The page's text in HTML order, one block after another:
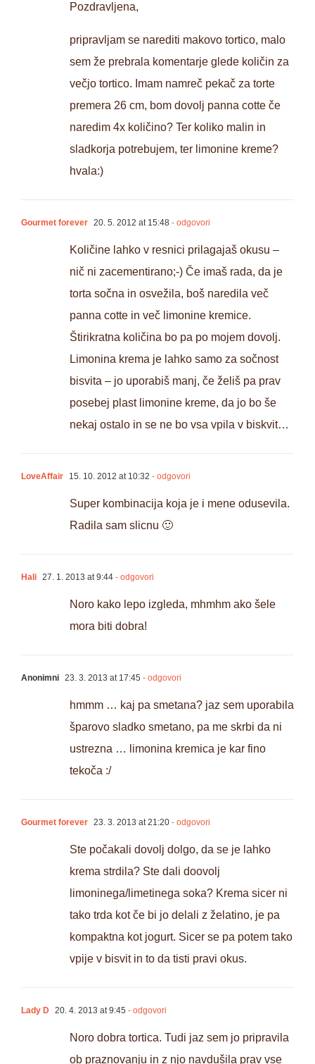
Pozdravljena,
pripravljam se narediti makovo tortico, malo
sem že prebrala komentarje glede količin za
večjo tortico. Imam namreč pekač za torte
premera 26 cm, bom dovolj panna cotte če
naredim 4x količino? Ter koliko malin in
sladkorja potrebujem, ter limonine kreme?
hvala:)
Gourmet forever 20. 5. 2012 at 15:48 - odgovori
Količine lahko v resnici prilagajaš okusu –
nič ni zacementirano;-) Če imaš rada, da je
torta sočna in osvežila, boš naredila več
panna cotte in več limonine kremice.
Štirikratna količina bo pa po mojem dovolj.
Limonina krema je lahko samo za sočnost
bisvita – jo uporabiš manj, če želiš pa prav
posebej plast limonine kreme, da jo bo še
nekaj ostalo in se ne bo vsa vpila v biskvit…
LoveAffair 15. 10. 2012 at 10:32 - odgovori
Super kombinacija koja je i mene odusevila.
Radila sam slicnu 🙂
Hali 27. 1. 2013 at 9:44 - odgovori
Noro kako lepo izgleda, mhmhm ako šele
mora biti dobra!
Anonimni 23. 3. 2013 at 17:45 - odgovori
hmmm … kaj pa smetana? jaz sem uporabila
šparovo sladko smetano, pa me skrbi da ni
ustrezna … limonina kremica je kar fino
tekoča :/
Gourmet forever 23. 3. 2013 at 21:20 - odgovori
Ste počakali dovolj dolgo, da se je lahko
krema strdila? Ste dali doovolj
limoninega/limetinega soka? Krema sicer ni
tako trda kot če bi jo delali z želatino, je pa
kompaktna kot jogurt. Sicer se pa potem tako
vpije v bisvit in to da tisti pravi okus.
Lady D 20. 4. 2013 at 9:45 - odgovori
Noro dobra tortica. Tudi jaz sem jo pripravila
ob praznovanju in z njo navdušila prav vse